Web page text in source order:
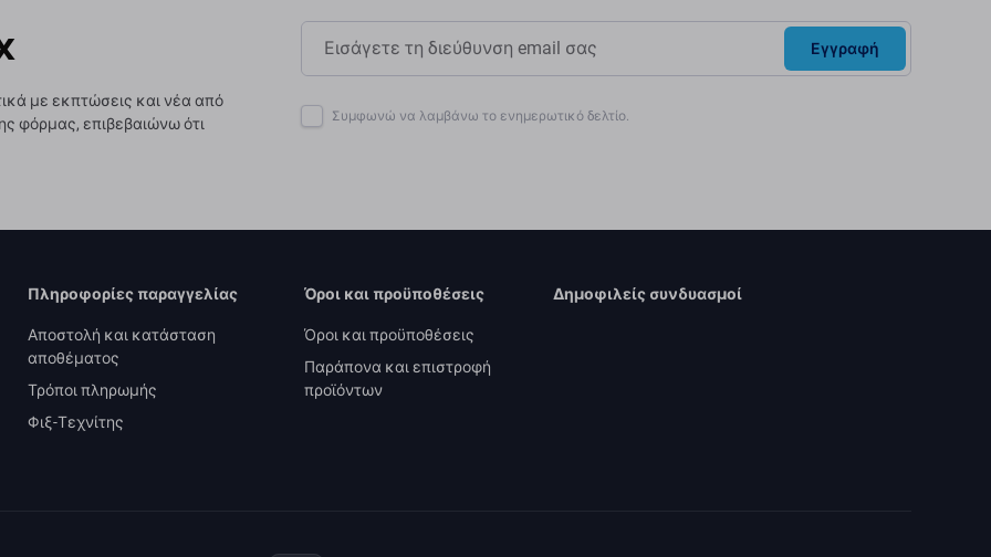
με εκπτώσεις και νέα από
φόρμας, επιβεβαιώνω ότι
Εγγραφή
Συμφωνώ να λαμβάνω το ενημερωτικό δελτίο.
Πληροφορίες παραγγελίας
Αποστολή και κατάσταση
αποθέματος
Τρόποι πληρωμής
Φιξ-Τεχνίτης
Όροι και προϋποθέσεις
Όροι και προϋποθέσεις
Παράπονα και επιστροφή
προϊόντων
Δημοφιλείς συνδυασμοί